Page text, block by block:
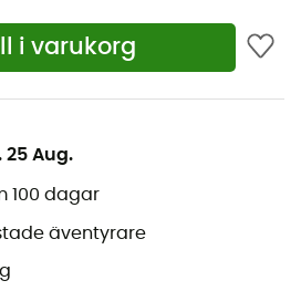
i varukorg
25 Aug.
100 dagar
äventyrare
tre positioner
foder ger svettaktiverad
enkelbandsrem
för glasögon fram och bak